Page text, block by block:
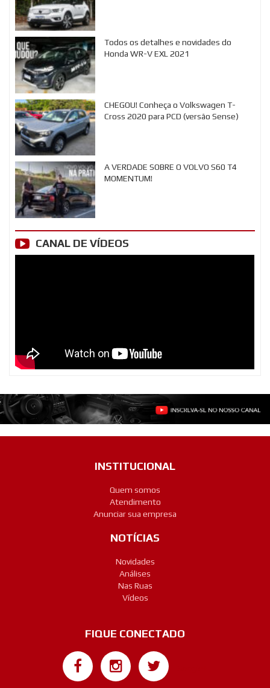
Todos os detalhes e novidades do
Honda WR-V EXL 2021
CHEGOU! Conheça o Volkswagen T-
Cross 2020 para PCD (versão Sense)
A VERDADE SOBRE O VOLVO S60 T4
MOMENTUM!
CANAL DE VÍDEOS
INSTITUCIONAL
Quem somos
Atendimento
Anunciar sua empresa
NOTÍCIAS
Novidades
Análises
Nas Ruas
Vídeos
FIQUE CONECTADO